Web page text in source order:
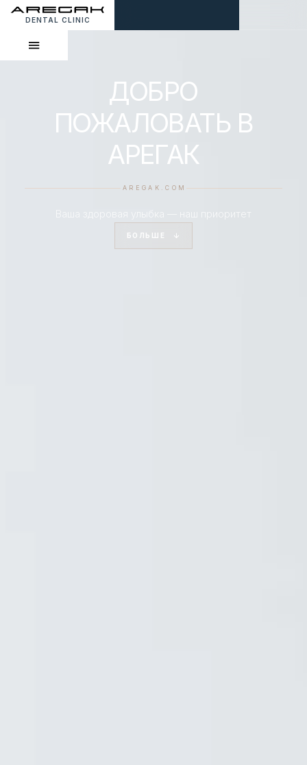
DENTAL CLINIC
ДОБРО
ПОЖАЛОВАТЬ В
АРЕГАК
AREGAK.COM
Ваша здоровая улыбка — наш приоритет
БОЛЬШЕ